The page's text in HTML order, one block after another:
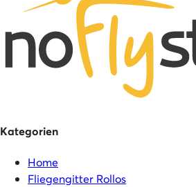
Kategorien
Home
Fliegengitter Rollos